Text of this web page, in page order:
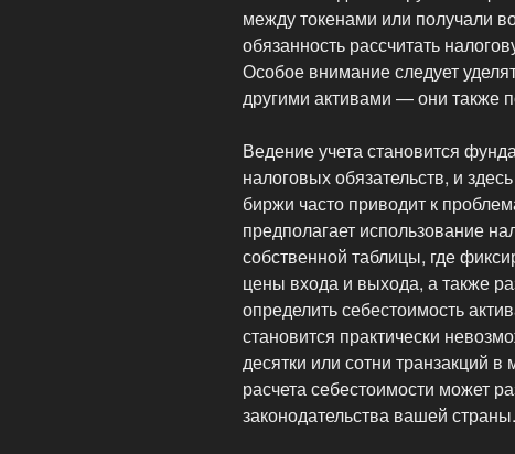
между токенами или получали
обязанность рассчитать
Особое внимание следует
другими активами — они также
Ведение учета становится
налоговых обязательств, и
биржи часто приводит к
предполагает использование
собственной таблицы, где
цены входа и выхода, а также
определить себестоимость
становится практически
десятки или сотни транзакций
расчета себестоимости может
законодательства вашей страны.